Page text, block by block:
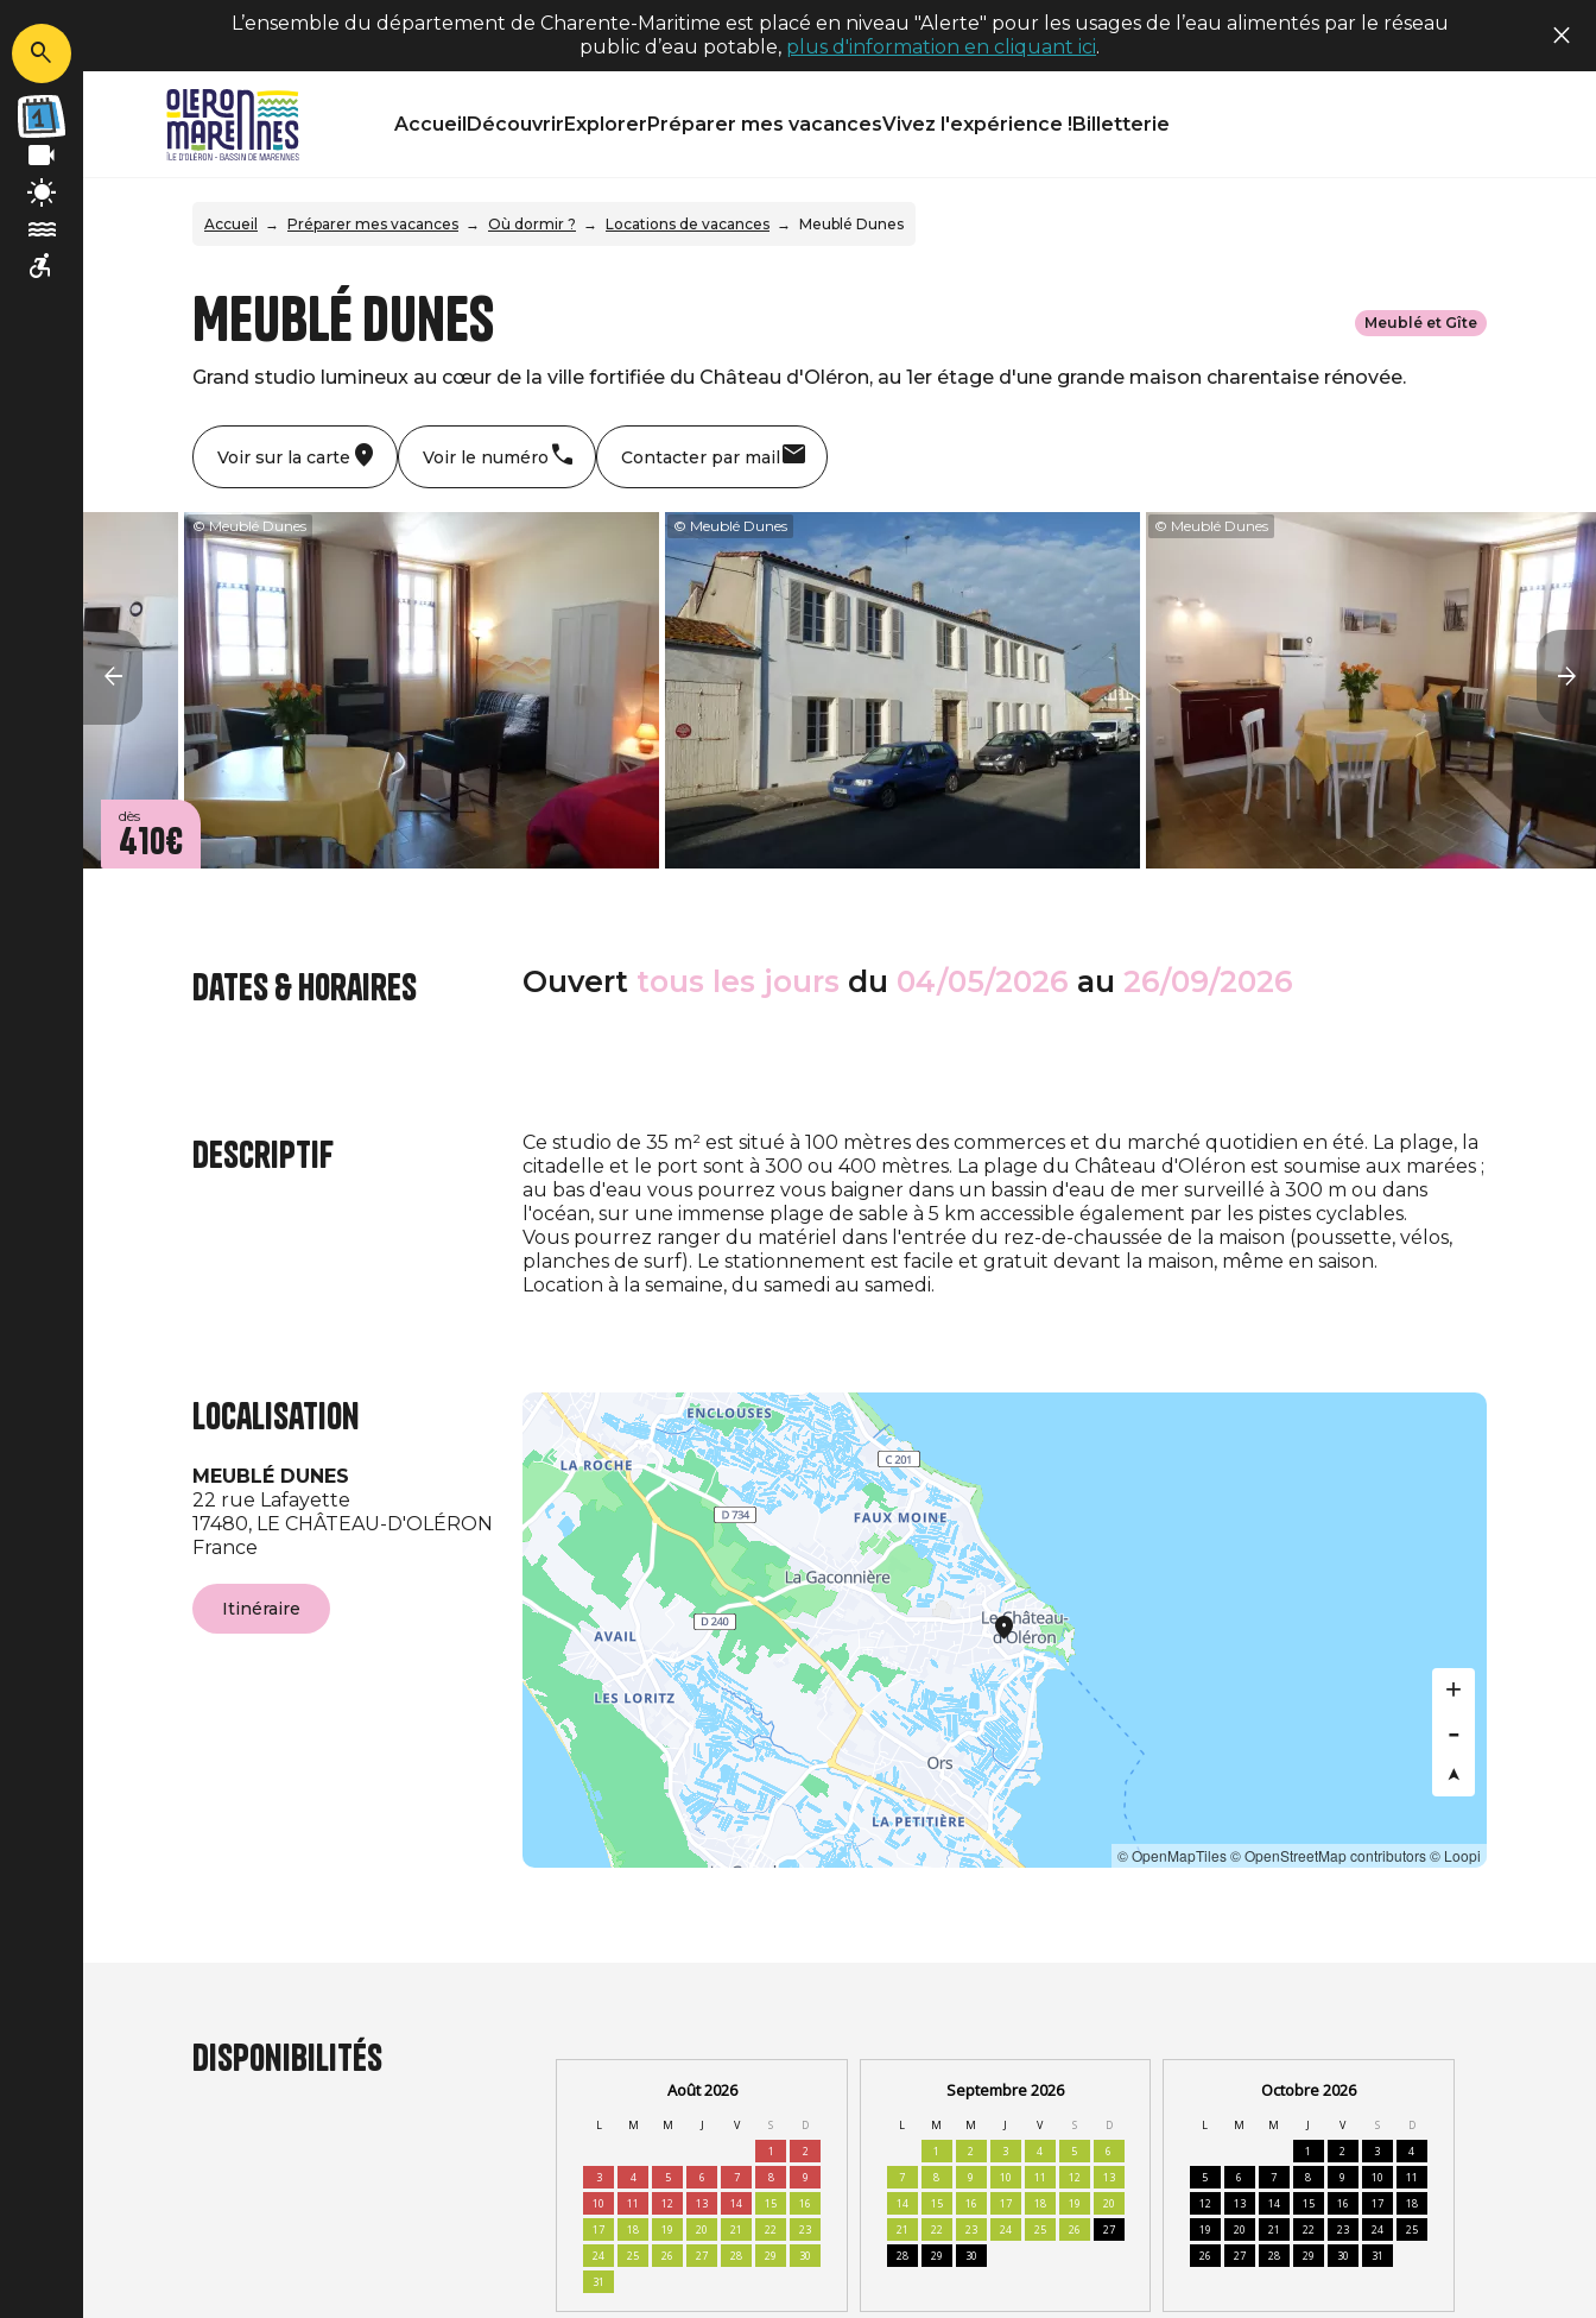
L’ensemble du département de Charente-Maritime est placé en niveau "Alerte" pour les usages de l’eau alimentés par le réseau
public d’eau potable, plus d'information en cliquant ici.
AccueilDécouvrirExplorerPréparer mes vacancesVivez l'expérience !Billetterie
Accueil Préparer mes vacances Où dormir ? Locations de vacances Meublé Dunes
Meublé Dunes
Grand studio lumineux au cœur de la ville fortifiée du Château d'Oléron, au 1er étage d'une grande maison charentaise rénovée.
Meublé et Gîte
Voir sur la carte Voir le numéro Contacter par mail
© Meublé Dunes © Meublé Dunes © Meublé Dunes
dès
410€
Dates & horaires Ouvert tous les jours du 04/05/2026 au 26/09/2026
Descriptif
Ce studio de 35 m² est situé à 100 mètres des commerces et du marché quotidien en été. La plage, la
citadelle et le port sont à 300 ou 400 mètres. La plage du Château d'Oléron est soumise aux marées ;
au bas d'eau vous pourrez vous baigner dans un bassin d'eau de mer surveillé à 300 m ou dans
l'océan, sur une immense plage de sable à 5 km accessible également par les pistes cyclables.
Vous pourrez ranger du matériel dans l'entrée du rez-de-chaussée de la maison (poussette, vélos,
planches de surf). Le stationnement est facile et gratuit devant la maison, même en saison.
Location à la semaine, du samedi au samedi.
Localisation
MEUBLÉ DUNES
22 rue Lafayette
17480, LE CHÂTEAU-D'OLÉRON
France
Itinéraire
© OpenMapTiles© OpenStreetMap contributors© Loopi
Disponibilités